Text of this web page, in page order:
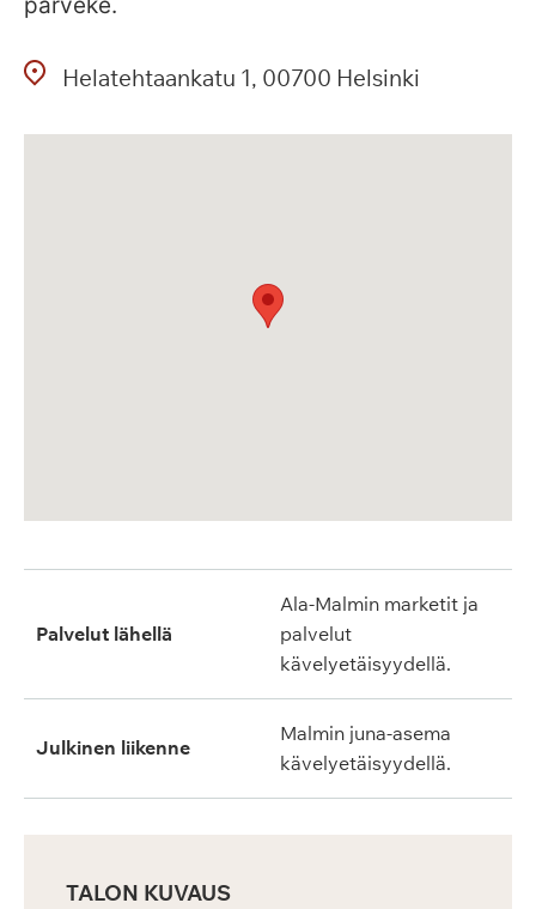
Helatehtaankatu 1 00700 Helsinki
Palvelut lähellä
Ala-Malmin marketit ja
palvelut
kävelyetäisyydellä.
Julkinen liikenne
Malmin juna-asema
kävelyetäisyydellä.
TALON KUVAUS